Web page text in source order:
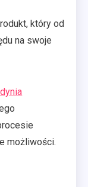
który od
na swoje
możliwości.